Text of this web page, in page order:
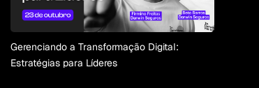
Gerenciando a Transformação Digital:
Estratégias para Líderes